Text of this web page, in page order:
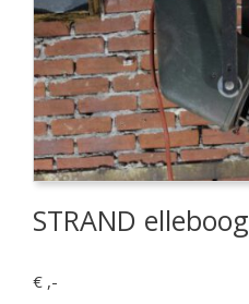
STRAND elleboog
€ ,-